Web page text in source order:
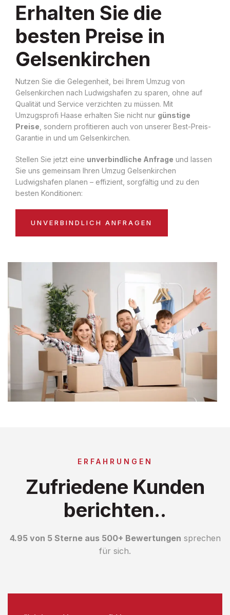
Erhalten Sie die
besten Preise in
Gelsenkirchen
Nutzen Sie die Gelegenheit, bei Ihrem Umzug von
Gelsenkirchen nach Ludwigshafen zu sparen, ohne auf
Qualität und Service verzichten zu müssen. Mit
Umzugsprofi Haase erhalten Sie nicht nur günstige
Preise , sondern profitieren auch von unserer Best-Preis-
Garantie in und um Gelsenkirchen.
Stellen Sie jetzt eine unverbindliche Anfrage und lassen
Sie uns gemeinsam Ihren Umzug Gelsenkirchen
Ludwigshafen planen – effizient, sorgfältig und zu den
besten Konditionen:
UNVERBINDLICH ANFRAGEN
ERFAHRUNGEN
Zufriedene Kunden
berichten..
4.95 von 5 Sterne aus 500+ Bewertungen sprechen
für sich.